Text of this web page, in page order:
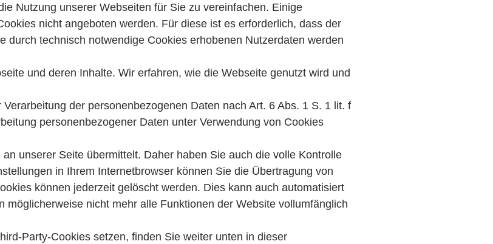
Nutzung unserer Webseiten für Sie zu vereinfachen. Einige
nicht angeboten werden. Für diese ist es erforderlich, dass der
technisch notwendige Cookies erhobenen Nutzerdaten werden
und deren Inhalte. Wir erfahren, wie die Webseite genutzt wird und
der personenbezogenen Daten nach Art. 6 Abs. 1 S. 1 lit. f
personenbezogener Daten unter Verwendung von Cookies
unserer Seite übermittelt. Daher haben Sie auch die volle Kontrolle
in Ihrem Internetbrowser können Sie die Übertragung von
können jederzeit gelöscht werden. Dies kann auch automatisiert
nicht mehr alle Funktionen der Website vollumfänglich
Party-Cookies setzen, finden Sie weiter unten in dieser